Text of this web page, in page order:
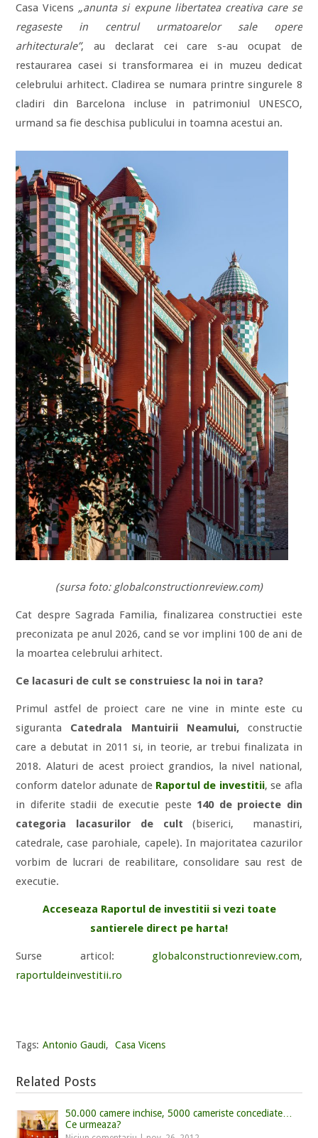
Casa Vicens „anunta si expune libertatea creativa care se
regaseste in centrul urmatoarelor sale opere
arhitecturale”, au declarat cei care s-au ocupat de
restaurarea casei si transformarea ei in muzeu dedicat
celebrului arhitect. Cladirea se numara printre singurele 8
cladiri din Barcelona incluse in patrimoniul UNESCO,
urmand sa fie deschisa publicului in toamna acestui an.
(sursa foto: globalconstructionreview.com)
Cat despre Sagrada Familia, finalizarea constructiei este
preconizata pe anul 2026, cand se vor implini 100 de ani de
la moartea celebrului arhitect.
Ce lacasuri de cult se construiesc la noi in tara?
Primul astfel de proiect care ne vine in minte este cu
siguranta Catedrala Mantuirii Neamului,constructie
care a debutat in 2011 si, in teorie, ar trebui finalizata in
2018. Alaturi de acest proiect grandios, la nivel national,
conform datelor adunate de Raportul de investitii, se afla
in diferite stadii de executie peste 140 de proiecte din
categoria lacasurilor de cult (biserici, manastiri,
catedrale, case parohiale, capele). In majoritatea cazurilor
vorbim de lucrari de reabilitare, consolidare sau rest de
executie.
Acceseaza Raportul de investitii si vezi toate
santierele direct pe harta!
Surse articol: globalconstructionreview.com,
raportuldeinvestitii.ro
Tags: Antonio Gaudi, Casa Vicens
Related Posts
50.000 camere inchise, 5000 cameriste concediate…
Ce urmeaza?